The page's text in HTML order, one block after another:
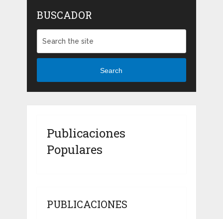
BUSCADOR
Search
Publicaciones
Populares
PUBLICACIONES